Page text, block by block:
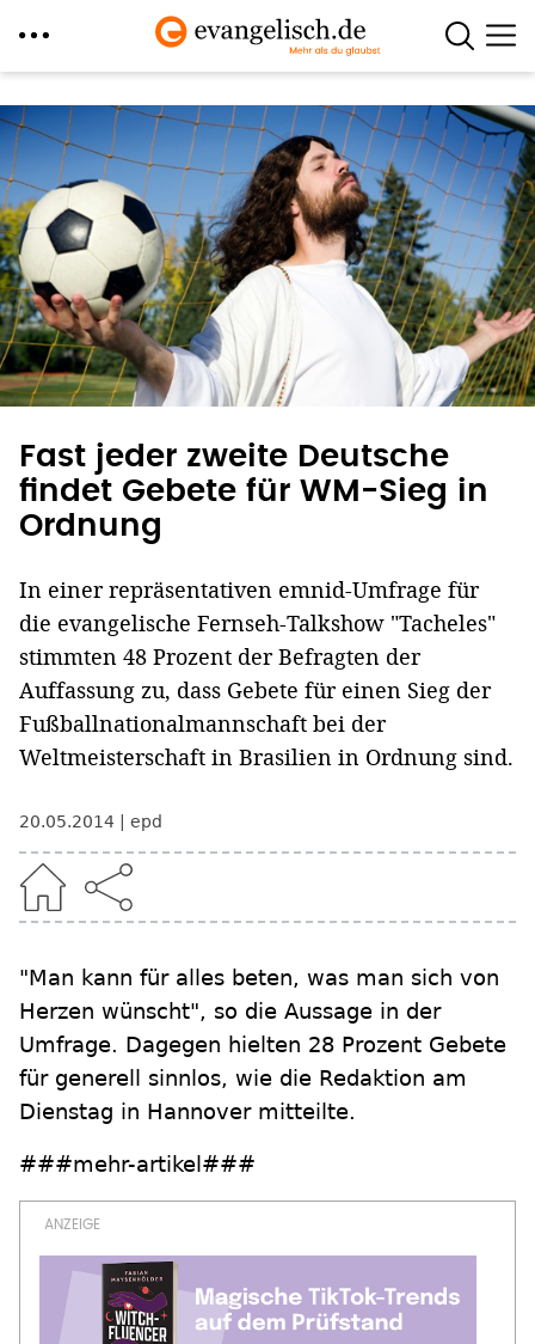
zum
Inhalt
Fast jeder zweite Deutsche
findet Gebete für WM-Sieg in
Ordnung
In einer repräsentativen emnid-Umfrage für
die evangelische Fernseh-Talkshow "Tacheles"
stimmten 48 Prozent der Befragten der
Auffassung zu, dass Gebete für einen Sieg der
Fußballnationalmannschaft bei der
Weltmeisterschaft in Brasilien in Ordnung sind.
20.05.2014 epd
"Man kann für alles beten, was man sich von
Herzen wünscht", so die Aussage in der
Umfrage. Dagegen hielten 28 Prozent Gebete
für generell sinnlos, wie die Redaktion am
Dienstag in Hannover mitteilte.
###mehr-artikel###